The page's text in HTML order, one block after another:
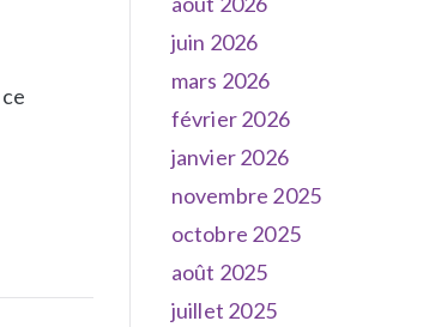
juin 2026
mars 2026
février 2026
janvier 2026
novembre 2025
octobre 2025
août 2025
juillet 2025